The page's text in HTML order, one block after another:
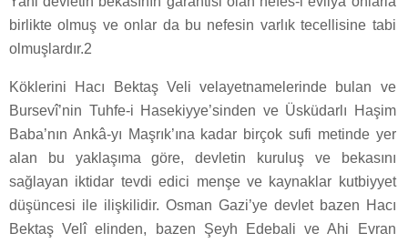
birlikte olmuş ve onlar da bu nefesin varlık tecellisine tabi
olmuşlardır.2
Köklerini Hacı Bektaş Veli velayetnamelerinde bulan ve
Bursevî’nin Tuhfe-i Hasekiyye’sinden ve Üsküdarlı Haşim
Baba’nın Ankâ-yı Maşrık’ına kadar birçok sufi metinde yer
alan bu yaklaşıma göre, devletin kuruluş ve bekasını
sağlayan iktidar tevdi edici menşe ve kaynaklar kutbiyyet
düşüncesi ile ilişkilidir. Osman Gazi’ye devlet bazen Hacı
Bektaş Velî elinden, bazen Şeyh Edebali ve Ahi Evran